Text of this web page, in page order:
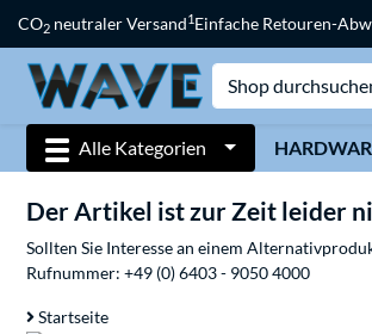
CO2 neutraler Versand1Einfache Retouren-
Alle Kategorien
Der Artikel ist zur Zeit leider
Sollten Sie Interesse an einem
Rufnummer: +49 (0) 6403 - 9050 4000
Startseite